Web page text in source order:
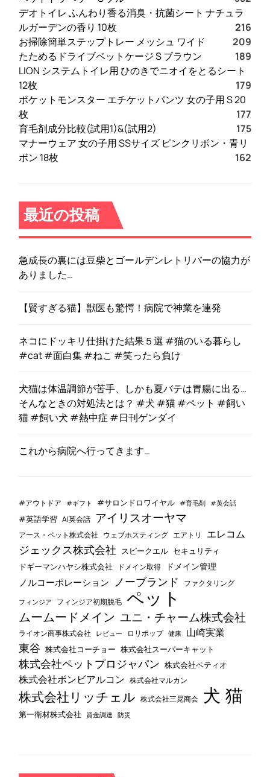
デオトイレ ふんわり香る消臭・抗菌シート ナチュラ
ルガーデンの香り 10枚
216
お掃除簡単ステップトレー メッシュ ワイド
209
たためるドライブペットケージ S ブラウン
189
LION システムトイレ用 ひのきでニオイをとるシート
12枚
179
ポケットモンスター エチケットパンツ 女の子用 S 20
枚
177
育毛剤成分比較(試用1)&(試用2)
175
マナーウェア 女の子用 SSサイズ ピンクリボン・青リ
ボン 18枚
162
最近の投稿
急成長の裏には豆柴とゴールデンレトリバーの協力が
ありました…
【賢すぎる猫】獣医も驚愕！病院で神業を連発
ネコにドッキリ仕掛けた結果５選 #猫のいる暮らし
#cat #面白集 #ねこ #笑ったら負け
犬猫は体温調節が苦手、しかも夏バテは胃腸に出る…
そんなときの対処法とは？ #犬 #猫 #ペット #飼い
猫 #飼い犬 #熱中症 #日刊ゲンダイ
これから病院へ行ってきます…
#アウトドア #ギフト #サロンドロワイヤル #育毛剤 #英会話
#英語学習 AI英会話 アイリスオーヤマ
アース・ペット株式会社 ウェブホスティング エアトリ エレコム
ジェックス株式会社 スピークエル セキュリティ
ドギーマンハヤシ株式会社 ドメイン取得 ドメイン管理
ノルコーポレーション ノーブランド ファクタリング
フィンジア フィンジア初期脱毛 ペット
ムームードメイン ユニ・チャーム株式会社
ライオン商事株式会社 レビュー ロリポップ 健康 山崎実業
東谷 株式会社コーチョー 株式会社スーパーキャット
株式会社ペットプロジャパン 株式会社ペティオ
株式会社ボンビアルコン 株式会社マルカン
株式会社リッチェル 株式会社三晃商会 犬 猫
第一衛材株式会社 資金調達 防災